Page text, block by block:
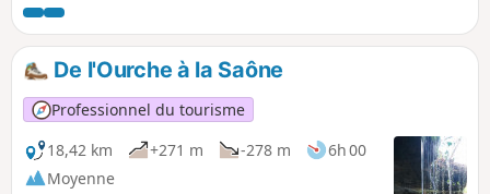
au cœur de la forêt classée d'exception
de la Vôge. La première boucle est la
boucle Ouest : elle permet de découvrir
Bourbonne-les-Bains, Martigny-les-
Bains, Contrexéville et Vittel.
De l'Ourche à la Saône
Professionnel du tourisme
18,42 km
+271 m -278 m
6h 00
Moyenne